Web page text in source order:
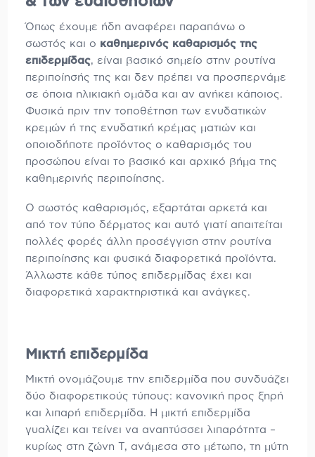
Όπως έχουμε ήδη αναφέρει παραπάνω ο
σωστός και ο καθημερινός καθαρισμός της
επιδερμίδας, είναι βασικό σημείο στην ρουτίνα
περιποίησής της και δεν πρέπει να προσπερνάμε
σε όποια ηλικιακή ομάδα και αν ανήκει κάποιος.
Φυσικά πριν την τοποθέτηση των ενυδατικών
κρεμών ή της ενυδατική κρέμας ματιών και
οποιοδήποτε προϊόντος ο καθαρισμός του
προσώπου είναι το βασικό και αρχικό βήμα της
καθημερινής περιποίησης.
Ο σωστός καθαρισμός, εξαρτάται αρκετά και
από τον τύπο δέρματος και αυτό γιατί απαιτείται
πολλές φορές άλλη προσέγγιση στην ρουτίνα
περιποίησης και φυσικά διαφορετικά προϊόντα.
Άλλωστε κάθε τύπος επιδερμίδας έχει και
διαφορετικά χαρακτηριστικά και ανάγκες.
Μικτή επιδερμίδα
Μικτή ονομάζουμε την επιδερμίδα που συνδυάζει
δύο διαφορετικούς τύπους: κανονική προς ξηρή
και λιπαρή επιδερμίδα. Η μικτή επιδερμίδα
γυαλίζει και τείνει να αναπτύσσει λιπαρότητα –
κυρίως στη ζώνη Τ, ανάμεσα στο μέτωπο, τη μύτη